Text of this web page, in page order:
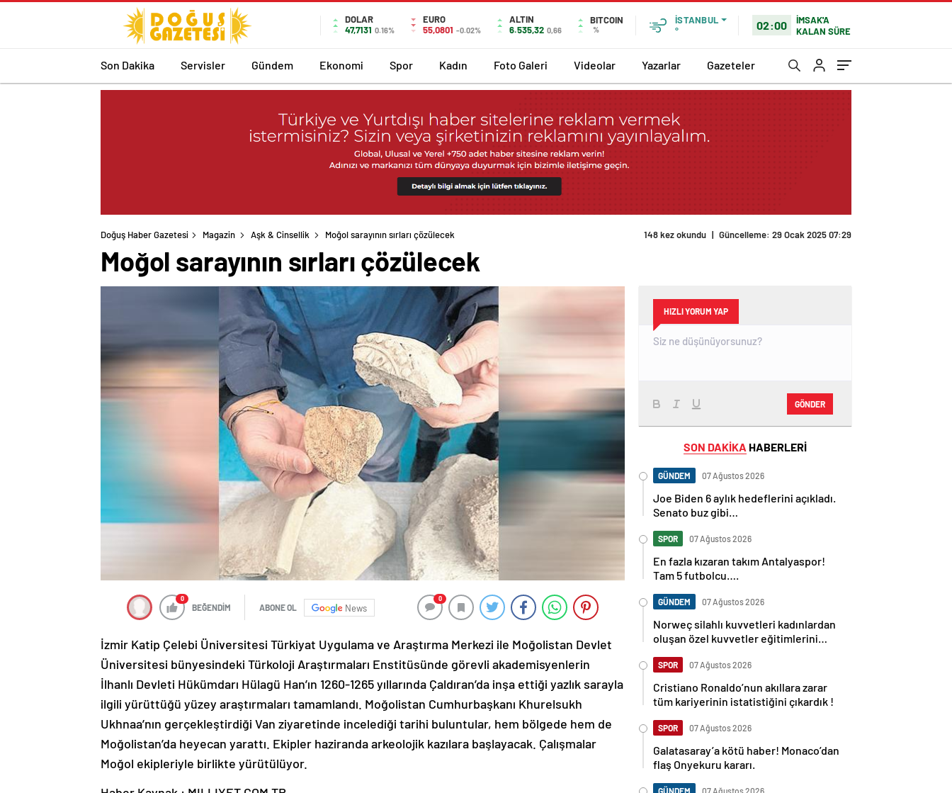
DOLAR
47,7131 0.16%
EURO
55,0801 -0.02%
ALTIN
6.535,32 0,66
BITCOIN
%
İSTANBUL
°
02:00
İMSAK'A
KALAN SÜRE
Son Dakika Servisler Gündem Ekonomi Spor Kadın Foto Galeri Videolar Yazarlar Gazeteler
Doğuş Haber Gazetesi Magazin Aşk & Cinsellik Moğol sarayının sırları çözülecek 148 kez okundu | Güncelleme: 29 Ocak 2025 07:29
Moğol sarayının sırları çözülecek
0
BEĞENDİM ABONE OL News
0
İzmir Katip Çelebi Üniversitesi Türkiyat Uygulama ve Araştırma Merkezi ile Moğolistan Devlet
Üniversitesi bünyesindeki Türkoloji Araştırmaları Enstitüsünde görevli akademisyenlerin
İlhanlı Devleti Hükümdarı Hülagü Han’ın 1260-1265 yıllarında Çaldıran’da inşa ettiği yazlık sarayla
ilgili yürüttüğü yüzey araştırmaları tamamlandı. Moğolistan Cumhurbaşkanı Khurelsukh
Ukhnaa’nın gerçekleştirdiği Van ziyaretinde incelediği tarihi buluntular, hem bölgede hem de
Moğolistan’da heyecan yarattı. Ekipler haziranda arkeolojik kazılara başlayacak. Çalışmalar
Moğol ekipleriyle birlikte yürütülüyor.
HIZLI YORUM YAP
GÖNDER
SON DAKİKA HABERLERİ
GÜNDEM 07 Ağustos 2026
Joe Biden 6 aylık hedeflerini açıkladı.
Senato buz gibi…
SPOR 07 Ağustos 2026
En fazla kızaran takım Antalyaspor!
Tam 5 futbolcu….
GÜNDEM 07 Ağustos 2026
Norweç silahlı kuvvetleri kadınlardan
oluşan özel kuvvetler eğitimlerini
SPOR 07 Ağustos 2026
Cristiano Ronaldo’nun akıllara zarar
tüm kariyerinin istatistiğini çıkardık !
SPOR 07 Ağustos 2026
Galatasaray’a kötü haber! Monaco’dan
flaş Onyekuru kararı.